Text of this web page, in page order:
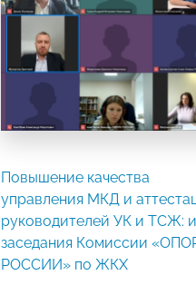
Повышение качества
управления МКД и
руководителей УК и ТСЖ:
заседания Комиссии
РОССИИ» по ЖКХ